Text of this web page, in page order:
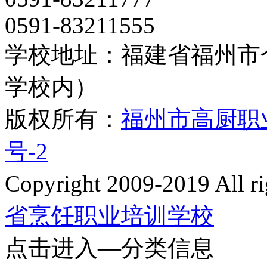
0591-83211555
学校地址：福建省福州
学校内）
版权所有： 福州市高厨
号-2
Copyright 2009-2019 All
省烹饪职业培训学校
点击进入—分类信息